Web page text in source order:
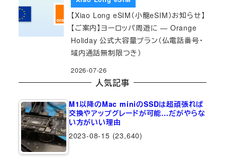
【Xiao Long eSIM（小龍eSIM）お知らせ】
【ご案内】ヨーロッパ周遊に — Orange
Holiday 公式大容量プラン（仏電話番号・
域内通話無制限つき）
2026-07-26
人気記事
M1以降のMac miniのSSDは超頑張れば
交換やアップグレードが可能…だがやらな
い方がいい理由
2023-08-15 (23,640)